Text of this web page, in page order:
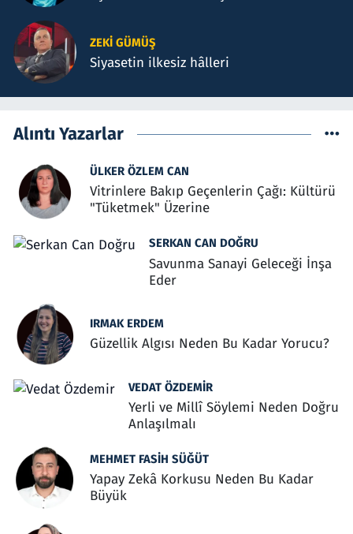
ZEKI GÜMÜŞ
Siyasetin ilkesiz hâlleri
Alıntı Yazarlar
ÜLKER ÖZLEM CAN
Vitrinlere Bakıp Geçenlerin Çağı: Kültürü
"Tüketmek" Üzerine
SERKAN CAN DOĞRU
Savunma Sanayi Geleceği İnşa
Eder
IRMAK ERDEM
Güzellik Algısı Neden Bu Kadar Yorucu?
VEDAT ÖZDEMIR
Yerli ve Millî Söylemi Neden Doğru
Anlaşılmalı
MEHMET FASIH SÜĞÜT
Yapay Zekâ Korkusu Neden Bu Kadar
Büyük